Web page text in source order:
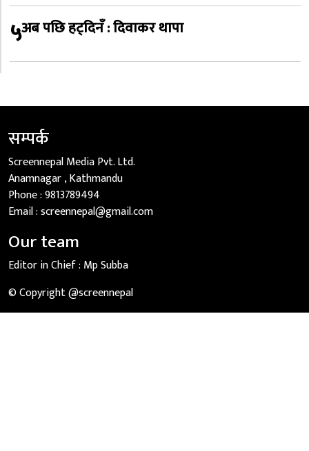
५अब पछि हट्दिनँ : दिवाकर थापा
सम्पर्क
Screennepal Media Pvt. Ltd.
Anamnagar , Kathmandu
Phone :9813789494
Email :screennepal@gmail.com
Our team
Editor in Chief : Mp Subba
© Copyright @screennepal